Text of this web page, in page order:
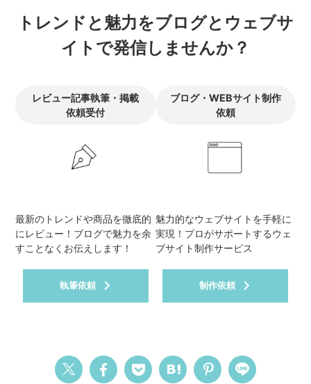
トレンドと魅力をブログとウェブサ
イトで発信しませんか？
レビュー記事執筆・掲載
依頼受付
最新のトレンドや商品を徹底的
にレビュー！ブログで魅力を余
すことなくお伝えします！
執筆依頼
ブログ・WEBサイト制作
依頼
魅力的なウェブサイトを手軽に
実現！プロがサポートするウェ
ブサイト制作サービス
制作依頼